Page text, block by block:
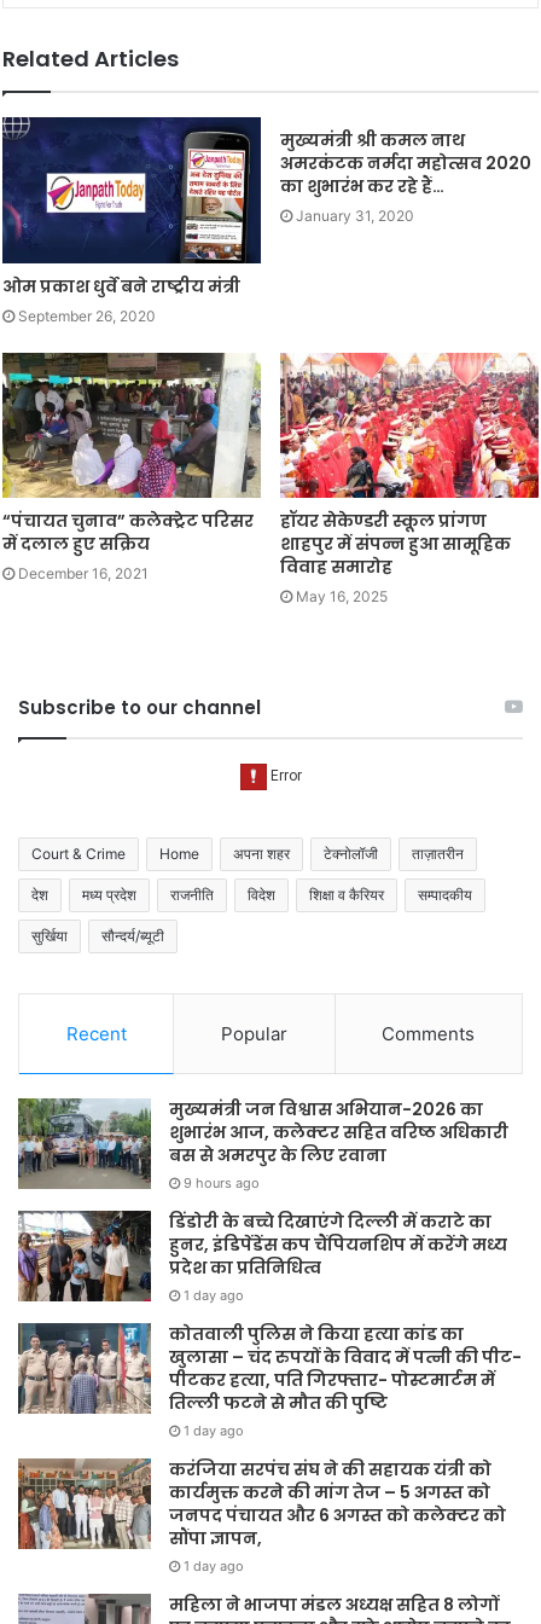
Related Articles
ओम प्रकाश धुर्वे बने राष्ट्रीय मंत्री
September 26, 2020
मुख्यमंत्री श्री कमल नाथ
अमरकंटक नर्मदा महोत्सव 2020
का शुभारंभ कर रहे हैं…
January 31, 2020
“पंचायत चुनाव” कलेक्ट्रेट परिसर
में दलाल हुए सक्रिय
December 16, 2021
हॉयर सेकेण्डरी स्कूल प्रांगण
शाहपुर में संपन्न हुआ सामूहिक
विवाह समारोह
May 16, 2025
Subscribe to our channel
Court & Crime Home अपना शहर टेक्नोलॉजी ताज़ातरीन
देश मध्य प्रदेश राजनीति विदेश शिक्षा व कैरियर सम्पादकीय
सुर्खिया सौन्दर्य/ब्यूटी
Recent Popular Comments
मुख्यमंत्री जन विश्वास अभियान-2026 का
शुभारंभ आज, कलेक्टर सहित वरिष्ठ अधिकारी
बस से अमरपुर के लिए रवाना
9 hours ago
डिंडोरी के बच्चे दिखाएंगे दिल्ली में कराटे का
हुनर, इंडिपेंडेंस कप चैंपियनशिप में करेंगे मध्य
प्रदेश का प्रतिनिधित्व
1 day ago
कोतवाली पुलिस ने किया हत्या कांड का
खुलासा – चंद रुपयों के विवाद में पत्नी की पीट-
पीटकर हत्या, पति गिरफ्तार- पोस्टमार्टम में
तिल्ली फटने से मौत की पुष्टि
1 day ago
करंजिया सरपंच संघ ने की सहायक यंत्री को
कार्यमुक्त करने की मांग तेज – 5 अगस्त को
जनपद पंचायत और 6 अगस्त को कलेक्टर को
सौंपा ज्ञापन,
1 day ago
महिला ने भाजपा मंडल अध्यक्ष सहित 8 लोगों